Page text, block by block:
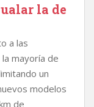
la de
a las
mayoría de
un
modelos
de